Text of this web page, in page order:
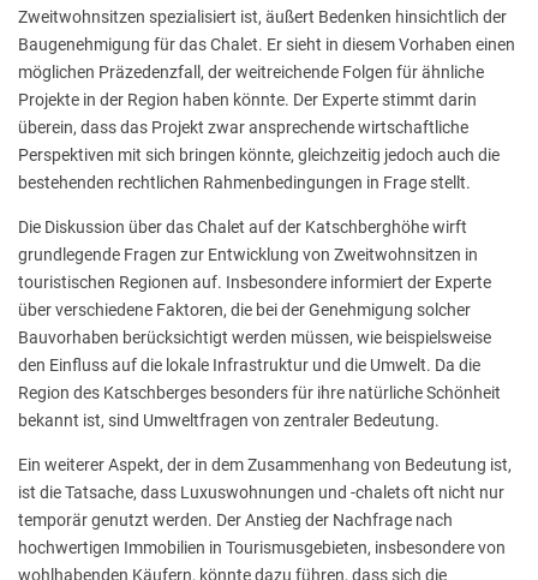
Zweitwohnsitzen spezialisiert ist, äußert Bedenken hinsichtlich der
Baugenehmigung für das Chalet. Er sieht in diesem Vorhaben einen
möglichen Präzedenzfall, der weitreichende Folgen für ähnliche
Projekte in der Region haben könnte. Der Experte stimmt darin
überein, dass das Projekt zwar ansprechende wirtschaftliche
Perspektiven mit sich bringen könnte, gleichzeitig jedoch auch die
bestehenden rechtlichen Rahmenbedingungen in Frage stellt.
Die Diskussion über das Chalet auf der Katschberghöhe wirft
grundlegende Fragen zur Entwicklung von Zweitwohnsitzen in
touristischen Regionen auf. Insbesondere informiert der Experte
über verschiedene Faktoren, die bei der Genehmigung solcher
Bauvorhaben berücksichtigt werden müssen, wie beispielsweise
den Einfluss auf die lokale Infrastruktur und die Umwelt. Da die
Region des Katschberges besonders für ihre natürliche Schönheit
bekannt ist, sind Umweltfragen von zentraler Bedeutung.
Ein weiterer Aspekt, der in dem Zusammenhang von Bedeutung ist,
ist die Tatsache, dass Luxuswohnungen und -chalets oft nicht nur
temporär genutzt werden. Der Anstieg der Nachfrage nach
hochwertigen Immobilien in Tourismusgebieten, insbesondere von
wohlhabenden Käufern, könnte dazu führen, dass sich die